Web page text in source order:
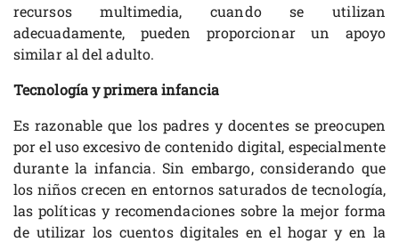
recursos multimedia, cuando se utilizan
adecuadamente, pueden proporcionar un apoyo
similar al del adulto.
Tecnología y primera infancia
Es razonable que los padres y docentes se preocupen
por el uso excesivo de contenido digital, especialmente
durante la infancia. Sin embargo, considerando que
los niños crecen en entornos saturados de tecnología,
las políticas y recomendaciones sobre la mejor forma
de utilizar los cuentos digitales en el hogar y en la